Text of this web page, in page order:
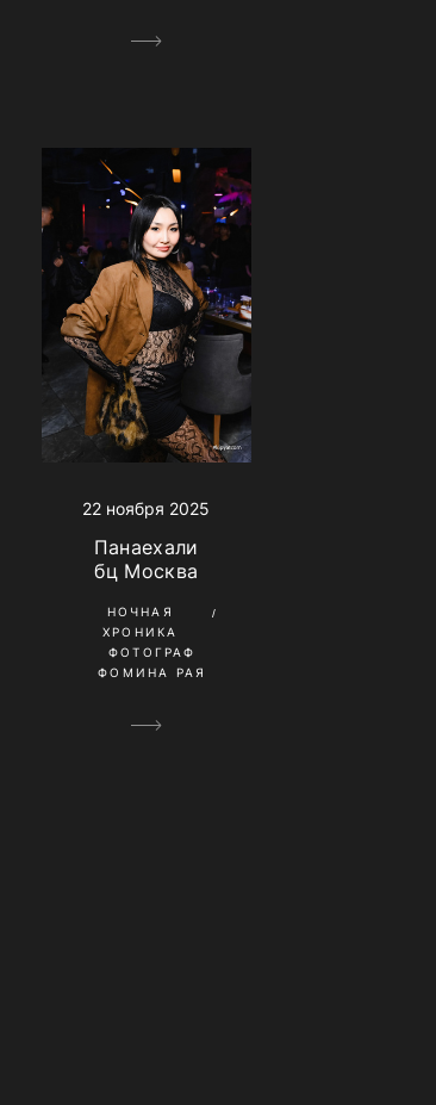
22 ноября 2025
Панаехали
бц Москва
НОЧНАЯ
ХРОНИКА
ФОТОГРАФ
ФОМИНА РАЯ